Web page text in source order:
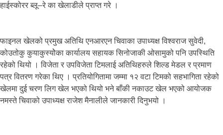
हाईस्कोरर ब्लू–रे का खेलाडीले प्राप्त गरे ।
फाइनल खेलको प्रमुख अतिथि एनआरएन चिवाका उपाध्यक्ष विश्वराज सुवेदी,
कोउतोकु कुयाकुस्योेका कार्यालय सहायक सिनोजाकी ओसामुको पनि उपस्थिति
रहेको थियो । विजेता र उपविजेता टिमलाई अतिथिहरुले शिल्ड मेडल र प्रमाण
पत्र वितरण गरेका थिए । प्रतियोगितामा जम्मा १२ वटा टिमको सहभागिता रहेको
खेलमा दुई चरण लिग खेल भएको थियो भने बाँकी नकाउट खेल भएको आयोजक
नमस्ते चिवाको उपाध्यक्ष राजेश मैनालीले जानकारी दिनुभयो ।